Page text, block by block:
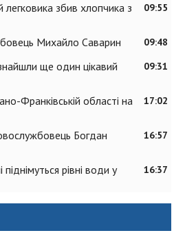
09:55
збив хлопчика з
09:48
Михайло Саварин
09:31
ще один цікавий
17:02
Франківській області на
16:57
Богдан
16:37
рівні води у